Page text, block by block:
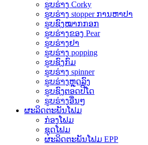
ຮູບຮ່າງ Corky
ຮູບ​ຮ່າງ stopper ການ​ຫາ​ປາ​
ຮູບຊົງໝາກກອກ
ຮູບ​ຮ່າງ​ຂອງ Pear​
ຮູບຮ່າງຢາ
ຮູບຮ່າງ popping
ຮູບຊົງກົມ
ຮູບຮ່າງ spinner
ຮູບຮ່າງຫຼຸດລົງ
ຮູບຊົງຕອດປີໂດ
ຮູບຮ່າງອື່ນໆ
ຜະລິດຕະພັນໂຟມ
ກ່ອງໂຟມ
ຊຸດໂຟມ
ຜະລິດຕະພັນໂຟມ EPP